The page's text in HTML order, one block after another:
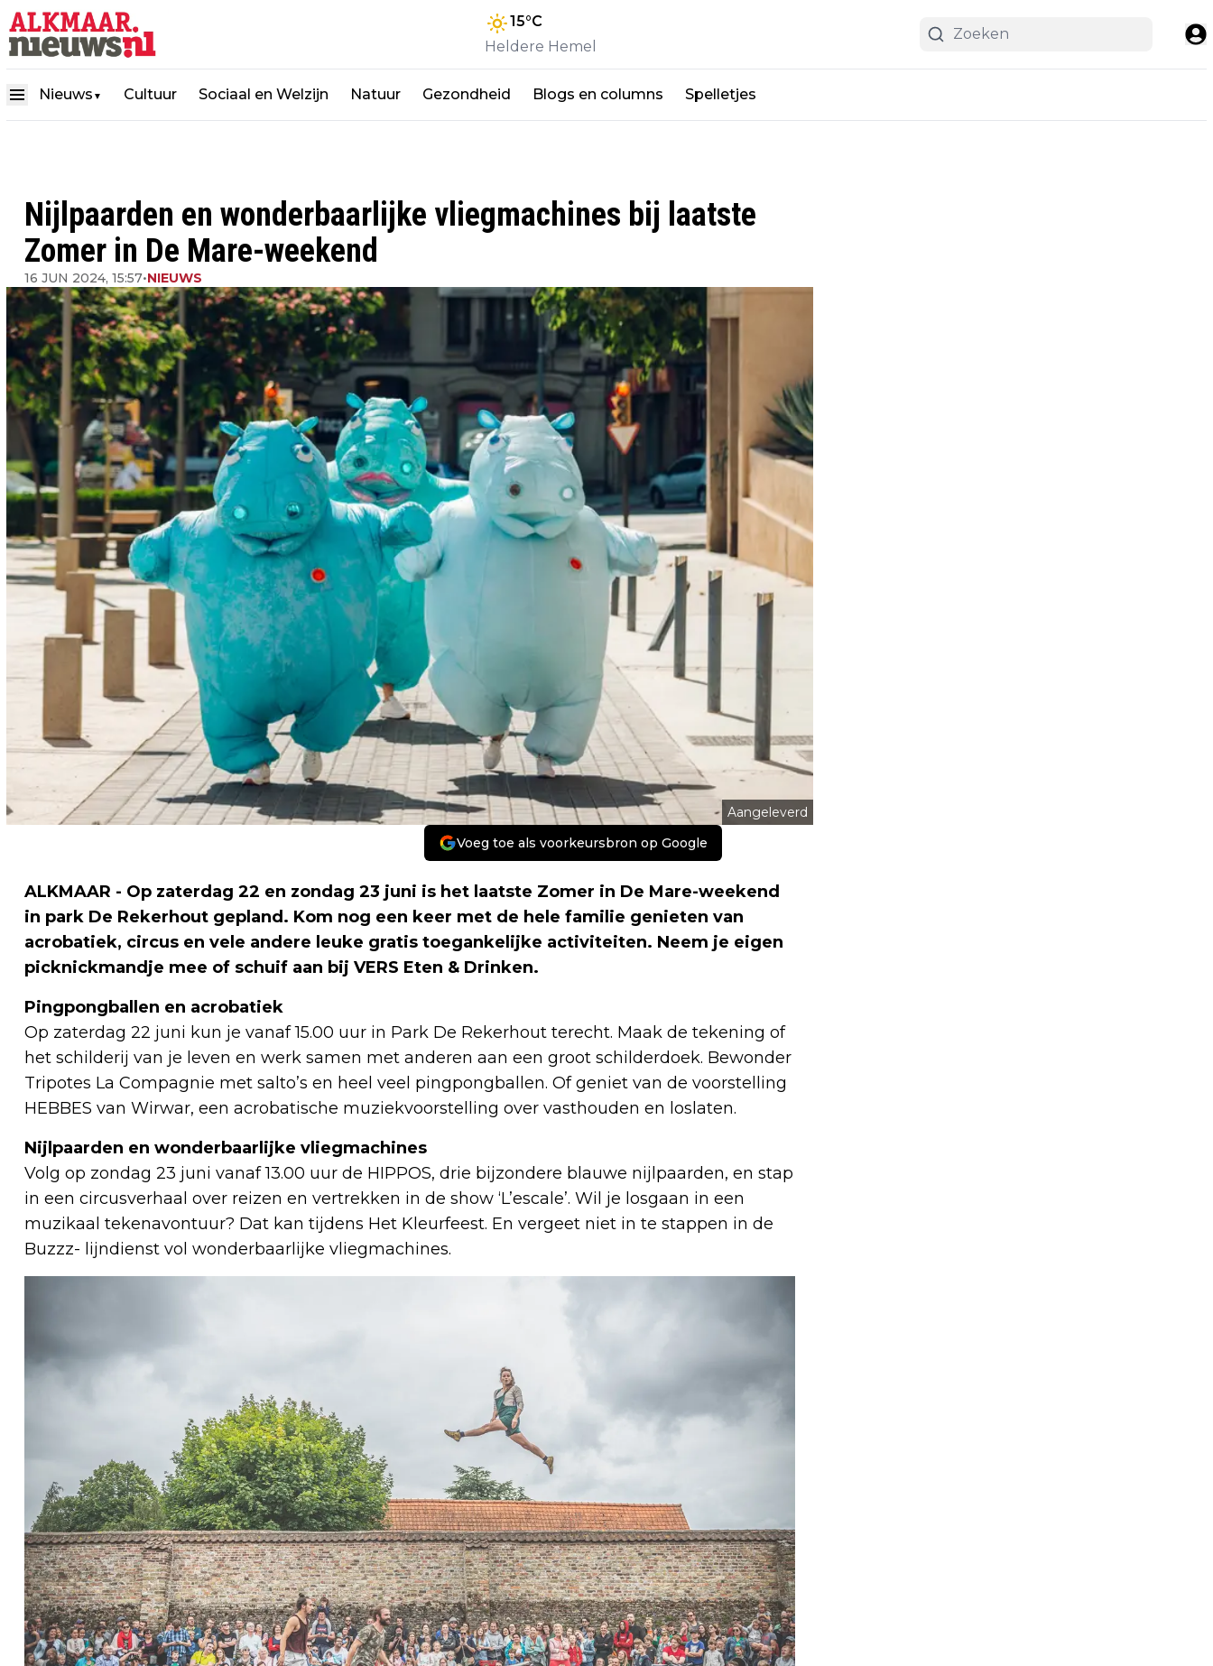
15°C
Heldere Hemel
Nieuws ▼ Cultuur Sociaal en Welzijn Natuur Gezondheid Blogs en columns Spelletjes
Nijlpaarden en wonderbaarlijke vliegmachines bij laatste
Zomer in De Mare-weekend
16 JUN 2024, 15:57•NIEUWS
Aangeleverd
Voeg toe als voorkeursbron op Google
ALKMAAR - Op zaterdag 22 en zondag 23 juni is het laatste Zomer in De Mare-weekend
in park De Rekerhout gepland. Kom nog een keer met de hele familie genieten van
acrobatiek, circus en vele andere leuke gratis toegankelijke activiteiten. Neem je eigen
picknickmandje mee of schuif aan bij VERS Eten & Drinken.
Pingpongballen en acrobatiek
Op zaterdag 22 juni kun je vanaf 15.00 uur in Park De Rekerhout terecht. Maak de tekening of
het schilderij van je leven en werk samen met anderen aan een groot schilderdoek. Bewonder
Tripotes La Compagnie met salto’s en heel veel pingpongballen. Of geniet van de voorstelling
HEBBES van Wirwar, een acrobatische muziekvoorstelling over vasthouden en loslaten.
Nijlpaarden en wonderbaarlijke vliegmachines
Volg op zondag 23 juni vanaf 13.00 uur de HIPPOS, drie bijzondere blauwe nijlpaarden, en stap
in een circusverhaal over reizen en vertrekken in de show ‘L’escale’. Wil je losgaan in een
muzikaal tekenavontuur? Dat kan tijdens Het Kleurfeest. En vergeet niet in te stappen in de
Buzzz- lijndienst vol wonderbaarlijke vliegmachines.